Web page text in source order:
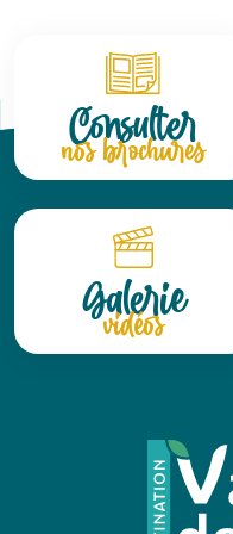
Consulter
nos brochures
Galerie
vidéos